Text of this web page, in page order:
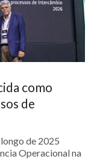
como
de
de 2025
Operacional na